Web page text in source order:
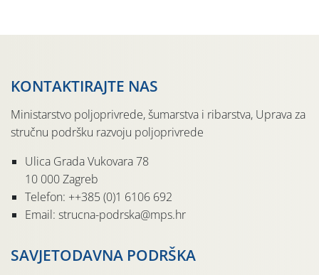
KONTAKTIRAJTE NAS
Ministarstvo poljoprivrede, šumarstva i ribarstva, Uprava za
stručnu podršku razvoju poljoprivrede
Ulica Grada Vukovara 78
10 000 Zagreb
Telefon: ++385 (0)1 6106 692
Email: strucna-podrska@mps.hr
SAVJETODAVNA PODRŠKA